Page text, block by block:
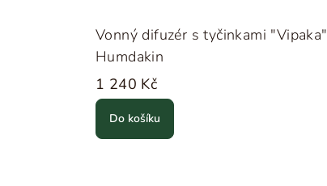
Vonný difuzér s tyčinkami "Vipaka"
Humdakin
1 240 Kč
Do košíku